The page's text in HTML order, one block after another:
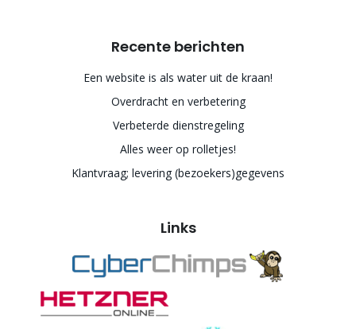
Recente berichten
Een website is als water uit de kraan!
Overdracht en verbetering
Verbeterde dienstregeling
Alles weer op rolletjes!
Klantvraag; levering (bezoekers)gegevens
Links